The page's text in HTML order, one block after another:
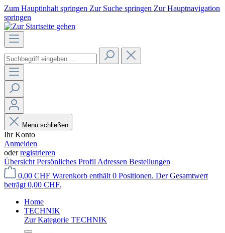
Zum Hauptinhalt springen Zur Suche springen Zur Hauptnavigation
springen
Menü schließen
Ihr Konto
Anmelden
oderregistrieren
Übersicht Persönliches Profil Adressen Bestellungen
0,00 CHF Warenkorb enthält 0 Positionen. Der Gesamtwert
beträgt 0,00 CHF.
Home
TECHNIK
Zur Kategorie TECHNIK